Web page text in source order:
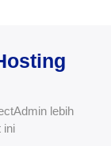
lebih
ini